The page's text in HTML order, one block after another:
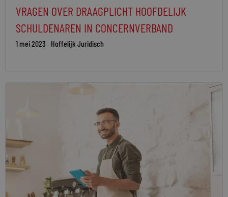
VRAGEN OVER DRAAGPLICHT HOOFDELIJK
SCHULDENAREN IN CONCERNVERBAND
1 mei 2023 Hoffelijk Juridisch